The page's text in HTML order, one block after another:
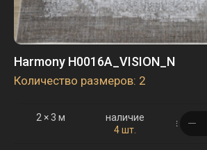
Harmony H0016A_VISION_N
Количество размеров: 2
2 × 3 м
наличие
4 шт.
в корзине